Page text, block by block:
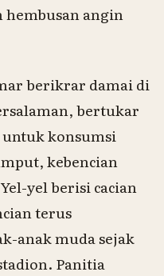
hembusan angin
berikrar damai di
bertukar
konsumsi
kebencian
yel berisi cacian
terus
anak muda sejak
Panitia